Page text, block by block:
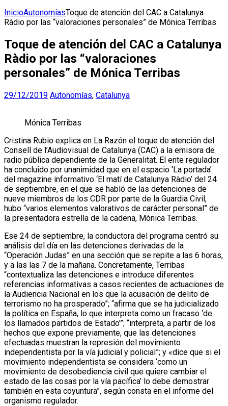
InicioAutonomíasToque de atención del CAC a Catalunya
Ràdio por las “valoraciones personales” de Mónica Terribas
Toque de atención del CAC a Catalunya
Ràdio por las “valoraciones
personales” de Mónica Terribas
29/12/2019 Autonomías, Catalunya
Mónica Terribas
Cristina Rubio explica en La Razón el toque de atención del
Consell de l’Audiovisual de Catalunya (CAC) a la emisora de
radio pública dependiente de la Generalitat. El ente regulador
ha concluido por unanimidad que en el espacio ‘La portada’
del magazine informativo ‘El matí de Catalunya Ràdio’ del 24
de septiembre, en el que se habló de las detenciones de
nueve miembros de los CDR por parte de la Guardia Civil,
hubo “varios elementos valorativos de carácter personal” de
la presentadora estrella de la cadena, Mònica Terribas.
Ese 24 de septiembre, la conductora del programa centró su
análisis del día en las detenciones derivadas de la
“Operación Judas” en una sección que se repite a las 6 horas,
y a las las 7 de la mañana. Concretamente, Terribas
“contextualiza las detenciones e introduce diferentes
referencias informativas a casos recientes de actuaciones de
la Audiencia Nacional en los que la acusación de delito de
terrorismo no ha prosperado”; “afirma que se ha judicializado
la política en España, lo que interpreta como un fracaso ‘de
los llamados partidos de Estado’”; “interpreta, a partir de los
hechos que expone previamente, que las detenciones
efectuadas muestran la represión del movimiento
independentista por la vía judicial y policial”; y «dice que si el
movimiento independentista se considera ‘como un
movimiento de desobediencia civil que quiere cambiar el
estado de las cosas por la vía pacífica’ lo debe demostrar
también en esta coyuntura”, según consta en el informe del
organismo regulador.